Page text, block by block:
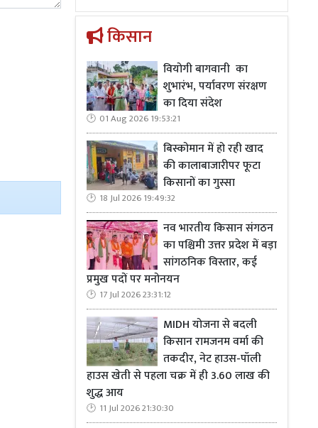
किसान
वियोगी बागवानी का
शुभारंभ, पर्यावरण संरक्षण
का दिया संदेश
01 Aug 2026 19:53:21
बिस्कोमान में हो रही खाद
की कालाबाजारीपर फूटा
किसानों का गुस्सा
18 Jul 2026 19:49:32
नव भारतीय किसान संगठन
का पश्चिमी उत्तर प्रदेश में बड़ा
सांगठनिक विस्तार, कई
प्रमुख पदों पर मनोनयन
17 Jul 2026 23:31:12
MIDH योजना से बदली
किसान रामजनम वर्मा की
तकदीर, नेट हाउस-पॉली
हाउस खेती से पहला चक्र में ही 3.60 लाख की
शुद्ध आय
11 Jul 2026 21:30:30